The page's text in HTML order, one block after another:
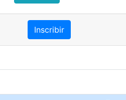
Inscribir